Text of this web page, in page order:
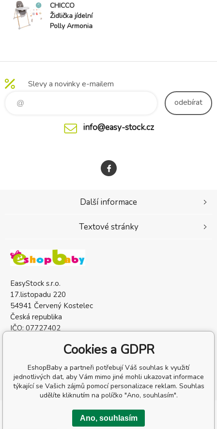
CHICCO
Židlička jídelní
Polly Armonia
Slevy a novinky e-mailem
odebírat
info@easy-stock.cz
EasyStock s.r.o.
17.listopadu 220
54941 Červený Kostelec
Česká republika
IČO: 07727402
Další informace
Textové stránky
Copyright © 2026 EasyStock s.r.o.
Cookies a GDPR
EshopBaby a partneři potřebují Váš souhlas k využití
jednotlivých dat, aby Vám mimo jiné mohli ukazovat informace
týkající se Vašich zájmů pomocí personalizace reklam. Souhlas
udělíte kliknutím na políčko "Ano, souhlasím".
Ano, souhlasím